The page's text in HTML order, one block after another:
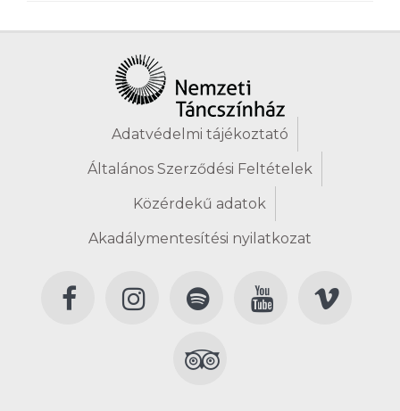
Adatvédelmi tájékoztató
Általános Szerződési Feltételek
Közérdekű adatok
Akadálymentesítési nyilatkozat